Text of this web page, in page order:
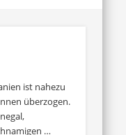
ist nahezu
überzogen.
…